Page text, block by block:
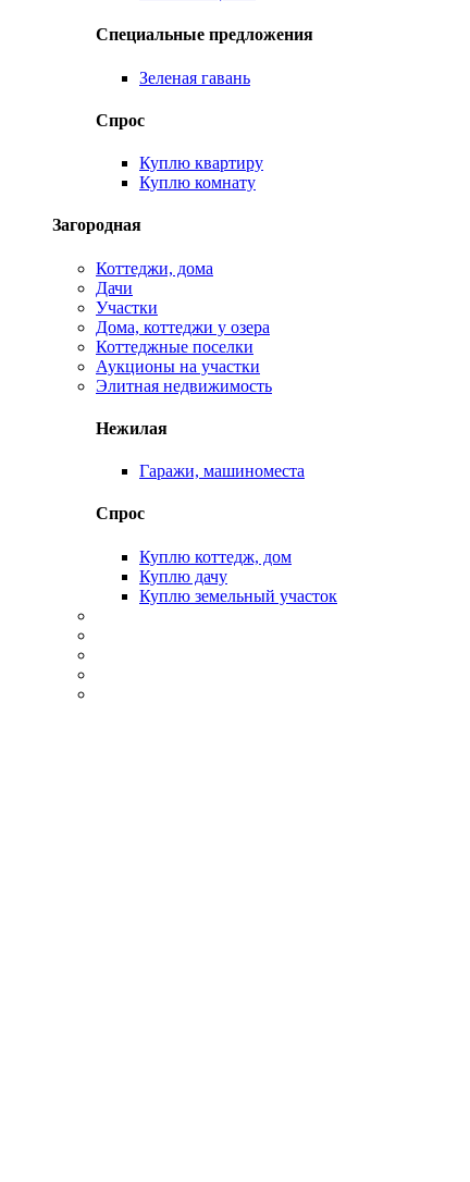
Специальные предложения
Зеленая гавань
Спрос
Куплю квартиру
Куплю комнату
Загородная
Коттеджи, дома
Дачи
Участки
Дома, коттеджи у озера
Коттеджные поселки
Аукционы на участки
Элитная недвижимость
Нежилая
Гаражи, машиноместа
Спрос
Куплю коттедж, дом
Куплю дачу
Куплю земельный участок